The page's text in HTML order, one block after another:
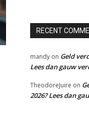
RECENT
mandy on Geld
Lees dan gauw
TheodoreJuire on
2026? Lees dan